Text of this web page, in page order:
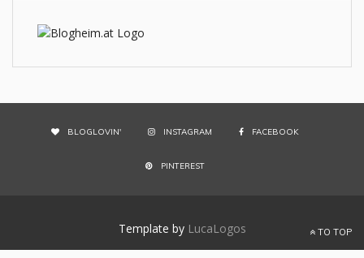
BLOGLOVIN' INSTAGRAM FACEBOOK
PINTEREST
Template by LucaLogos TO TOP